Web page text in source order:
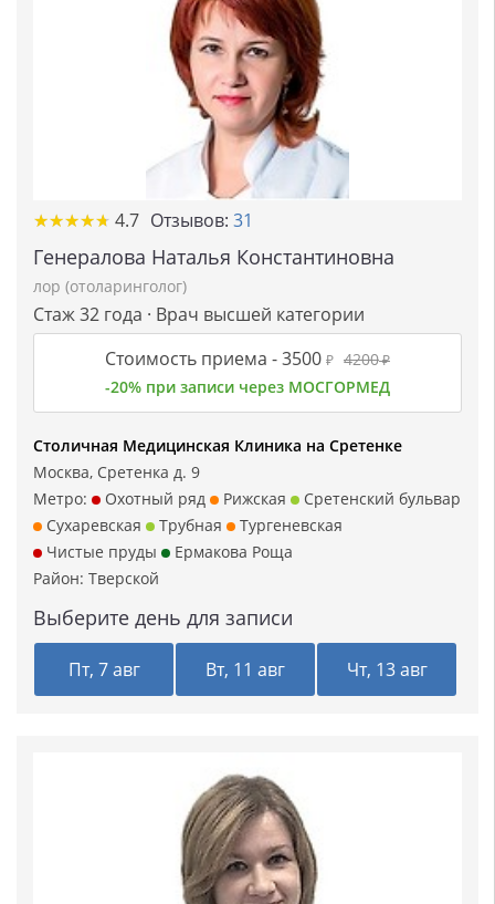
★★★★★
★★★★★ 4.7 Отзывов: 31
Генералова Наталья Константиновна
лор (отоларинголог)
Стаж 32 года · Врач высшей категории
Стоимость приема -3500 ₽ 4200₽
-20% при записи через МОСГОРМЕД
Столичная Медицинская Клиника на Сретенке
Москва, Сретенка д. 9
Метро:
Охотный ряд Рижская
Сретенский бульвар
Сухаревская
Трубная
Тургеневская
Чистые пруды
Ермакова Роща
Район: Тверской
Выберите день для записи
Пт, 7 авг Вт, 11 авг Чт, 13 авг